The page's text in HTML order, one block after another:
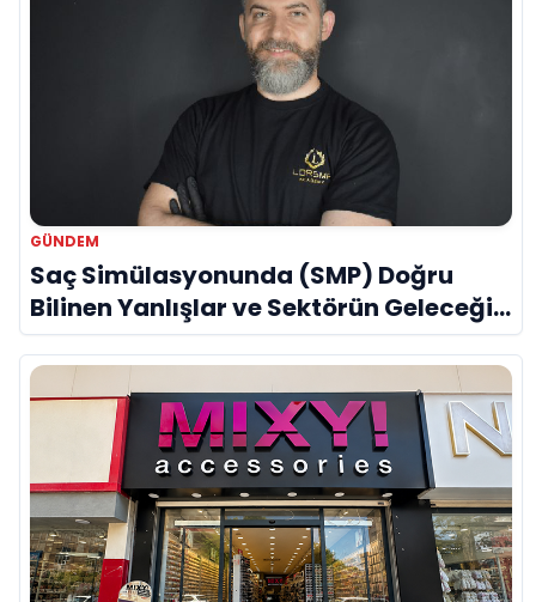
GÜNDEM
Saç Simülasyonunda (SMP) Doğru
Bilinen Yanlışlar ve Sektörün Geleceği:
Onur Akdeniz ile Özel Röportaj